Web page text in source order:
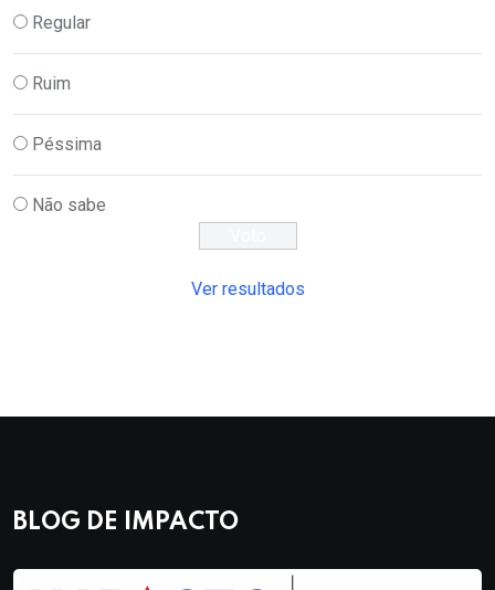
Regular
Ruim
Péssima
Não sabe
Ver resultados
BLOG DE IMPACTO